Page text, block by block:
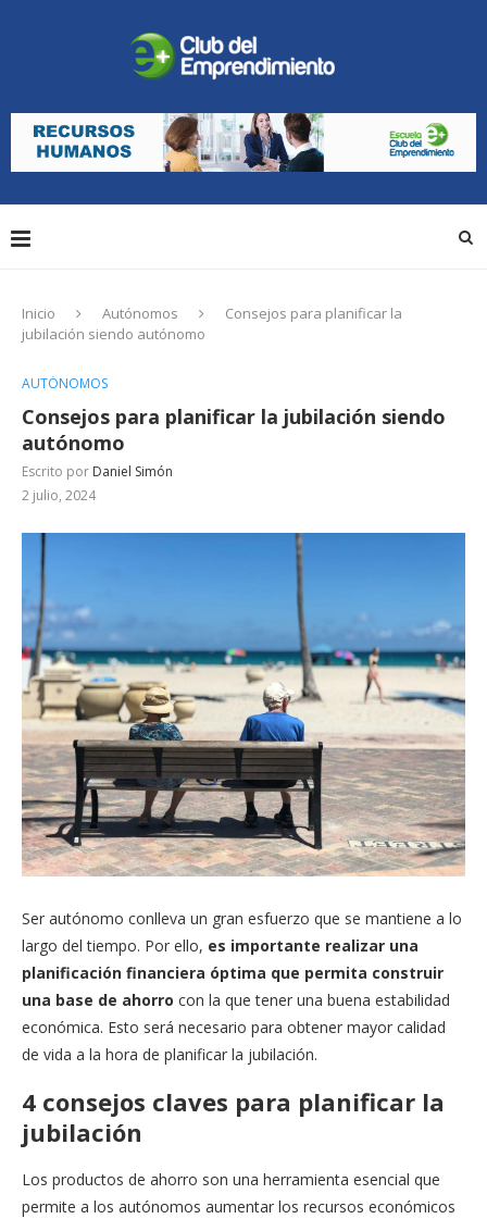
Inicio Autónomos
Consejos para planificar la
jubilación siendo autónomo
AUTÓNOMOS
Consejos para planificar la jubilación siendo
autónomo
Escrito por Daniel Simón
2 julio, 2024
Ser autónomo conlleva un gran esfuerzo que se mantiene a lo
largo del tiempo. Por ello, es importante realizar una
planificación financiera óptima que permita construir
una base de ahorro con la que tener una buena estabilidad
económica. Esto será necesario para obtener mayor calidad
de vida a la hora de planificar la jubilación.
4 consejos claves para planificar la
jubilación
Los productos de ahorro son una herramienta esencial que
permite a los autónomos aumentar los recursos económicos